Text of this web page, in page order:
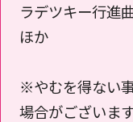
ラデツキー行進
ほか
※やむを得ない
場合がございま